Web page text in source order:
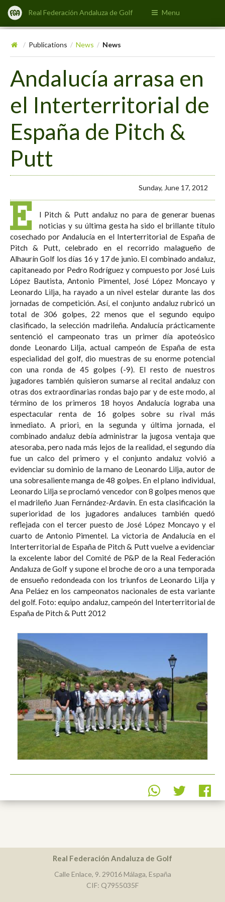
Real Federación Andaluza de Golf Menu
/ Publications / News / News
Andalucía arrasa en
el Interterritorial de
España de Pitch &
Putt
Sunday, June 17, 2012
E
l Pitch & Putt andaluz no para de generar buenas
noticias y su última gesta ha sido el brillante título
cosechado por Andalucía en el Interterritorial de España de
Pitch & Putt, celebrado en el recorrido malagueño de
Alhaurín Golf los días 16 y 17 de junio. El combinado andaluz,
capitaneado por Pedro Rodríguez y compuesto por José Luis
López Bautista, Antonio Pimentel, José López Moncayo y
Leonardo Lilja, ha rayado a un nivel estelar durante las dos
jornadas de competición. Así, el conjunto andaluz rubricó un
total de 306 golpes, 22 menos que el segundo equipo
clasificado, la selección madrileña. Andalucía prácticamente
sentenció el campeonato tras un primer día apoteósico
donde Leonardo Lilja, actual campeón de España de esta
especialidad del golf, dio muestras de su enorme potencial
con una ronda de 45 golpes (-9). El resto de nuestros
jugadores también quisieron sumarse al recital andaluz con
otras dos extraordinarias rondas bajo par y de este modo, al
término de los primeros 18 hoyos Andalucía lograba una
espectacular renta de 16 golpes sobre su rival más
inmediato. A priori, en la segunda y última jornada, el
combinado andaluz debía administrar la jugosa ventaja que
atesoraba, pero nada más lejos de la realidad, el segundo día
fue un calco del primero y el conjunto andaluz volvió a
evidenciar su dominio de la mano de Leonardo Lilja, autor de
una sobresaliente manga de 48 golpes. En el plano individual,
Leonardo Lilja se proclamó vencedor con 8 golpes menos que
el madrileño Juan Fernández-Ardavín. En esta clasificación la
superioridad de los jugadores andaluces también quedó
reflejada con el tercer puesto de José López Moncayo y el
cuarto de Antonio Pimentel. La victoria de Andalucía en el
Interterritorial de España de Pitch & Putt vuelve a evidenciar
la excelente labor del Comité de P&P de la Real Federación
Andaluza de Golf y supone el broche de oro a una temporada
de ensueño redondeada con los triunfos de Leonardo Lilja y
Ana Peláez en los campeonatos nacionales de esta variante
del golf. Foto: equipo andaluz, campeón del Interterritorial de
España de Pitch & Putt 2012
Real Federación Andaluza de Golf
Calle Enlace, 9. 29016 Málaga, España
CIF: Q7955035F